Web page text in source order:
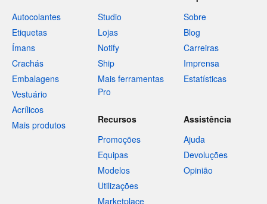
Autocolantes
Etiquetas
Ímans
Crachás
Embalagens
Vestuário
Acrílicos
Mais produtos
Studio
Lojas
Notify
Ship
Mais ferramentas
Pro
Sobre
Blog
Carreiras
Imprensa
Estatísticas
Recursos
Promoções
Equipas
Modelos
Utilizações
Marketplace
Assistência
Ajuda
Devoluções
Opinião